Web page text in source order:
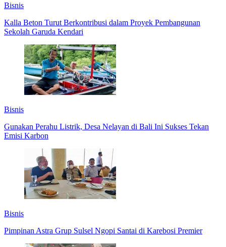
Bisnis
Kalla Beton Turut Berkontribusi dalam Proyek Pembangunan
Sekolah Garuda Kendari
Bisnis
Gunakan Perahu Listrik, Desa Nelayan di Bali Ini Sukses Tekan
Emisi Karbon
Bisnis
Pimpinan Astra Grup Sulsel Ngopi Santai di Karebosi Premier